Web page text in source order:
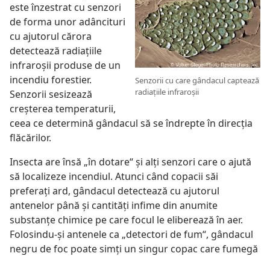
Senzorii cu care gândacul captează
radiaţiile infraroşii
este înzestrat cu senzori
de forma unor adâncituri
cu ajutorul cărora
detectează radiaţiile
infraroşii produse de un
incendiu forestier.
Senzorii sesizează
creşterea temperaturii,
ceea ce determină gândacul să se îndrepte în direcţia
flăcărilor.
Insecta are însă „în dotare“ şi alţi senzori care o ajută
să localizeze incendiul. Atunci când copacii săi
preferaţi ard, gândacul detectează cu ajutorul
antenelor până şi cantităţi infime din anumite
substanţe chimice pe care focul le eliberează în aer.
Folosindu-şi antenele ca „detectori de fum“, gândacul
negru de foc poate simţi un singur copac care fumegă